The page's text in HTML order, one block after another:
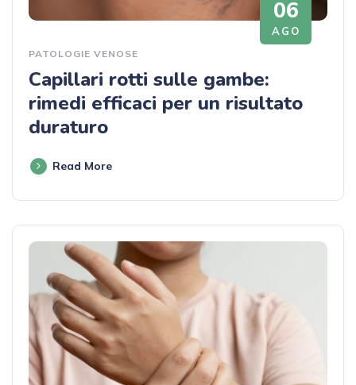
06
AGO
PATOLOGIE VENOSE
Capillari rotti sulle gambe:
rimedi efficaci per un risultato
duraturo
Read More